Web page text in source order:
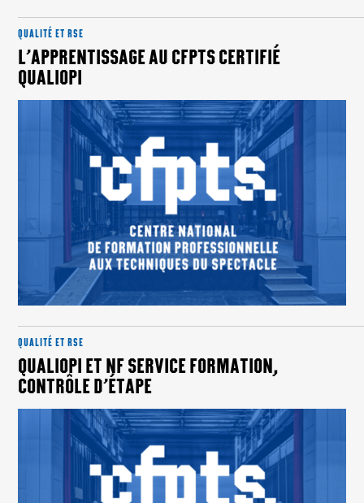
QUALITÉ ET RSE
L’APPRENTISSAGE AU CFPTS CERTIFIÉ
QUALIOPI
QUALITÉ ET RSE
QUALIOPI ET NF SERVICE FORMATION,
CONTRÔLE D’ÉTAPE